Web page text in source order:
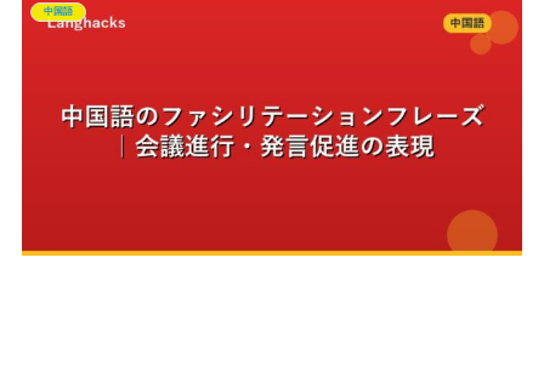
中国語